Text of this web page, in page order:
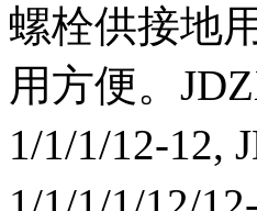
螺栓供接地
用方便。
1/1/1/12-12,